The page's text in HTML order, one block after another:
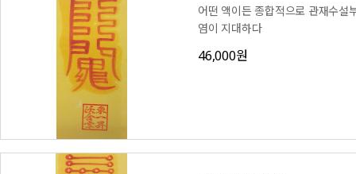
어떤 액이든 종합적으로 관재수설
염이 지대하다
46,000원